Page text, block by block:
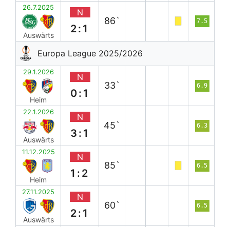
26.7.2025
Auswärts
N
2:1
86` 7.5
Europa League 2025/2026
29.1.2026
Heim
N
0:1
33` 6.9
22.1.2026
Auswärts
N
3:1
45` 6.3
11.12.2025
Heim
N
1:2
85` 6.5
27.11.2025
Auswärts
N
2:1
60` 6.5